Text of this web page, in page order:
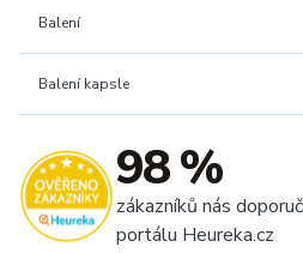
Balení
Balení kapsle
98 %
zákazníků nás
portálu Heureka.cz